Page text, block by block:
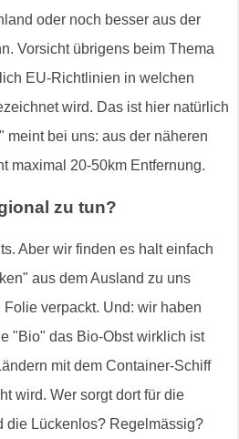
oder noch besser aus der
Vorsicht übrigens beim Thema
EU-Richtlinien in welchen
wird. Das ist hier natürlich
meint bei uns: aus der näheren
maximal 20-50km Entfernung.
zu tun?
Aber wir finden es halt einfach
aus dem Ausland zu uns
verpackt. Und: wir haben
"Bio" das Bio-Obst wirklich ist
mit dem Container-Schiff
wird. Wer sorgt dort für die
die Lückenlos? Regelmässig?